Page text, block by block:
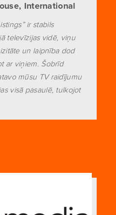
International
ir stabils
televīzijas vidē, viņu
un laipnība dod
ar viņiem. Šobrīd
mūsu TV raidījumu
visā pasaulē, tulkojot